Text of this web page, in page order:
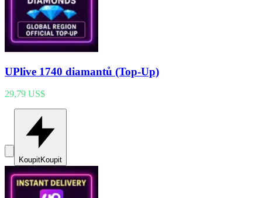
UPlive 1740 diamantů (Top-Up)
29,79 US$
KoupitKoupit